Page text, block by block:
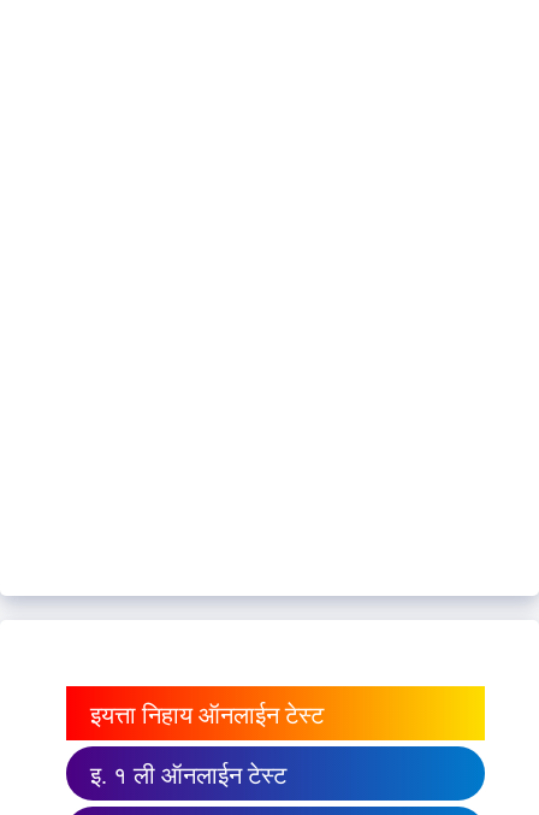
इयत्ता निहाय ऑनलाईन टेस्ट
इ. १ ली ऑनलाईन टेस्ट